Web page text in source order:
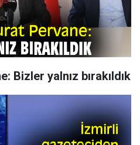
Bizler yalnız bırakıldık